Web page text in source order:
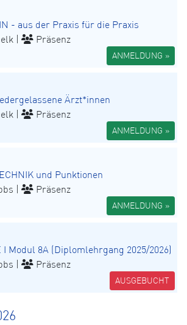
- aus der Praxis für die Praxis
| Präsenz
ANMELDUNG »
Ärzt*innen
| Präsenz
ANMELDUNG »
und Punktionen
| Präsenz
ANMELDUNG »
I Modul 8A (Diplomlehrgang 2025/2026)
| Präsenz
AUSGEBUCHT